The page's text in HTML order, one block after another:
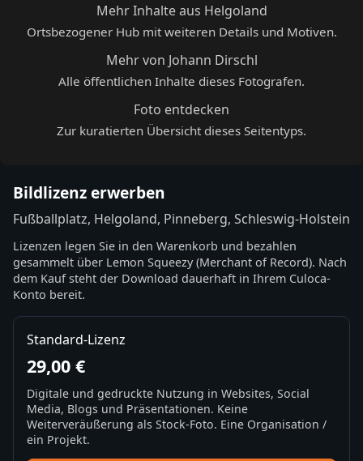
Mehr Inhalte aus Helgoland
Ortsbezogener Hub mit weiteren Details und Motiven.
Mehr von Johann Dirschl
Alle öffentlichen Inhalte dieses Fotografen.
Foto entdecken
Zur kuratierten Übersicht dieses Seitentyps.
Bildlizenz erwerben
Fußballplatz, Helgoland, Pinneberg, Schleswig-Holstein
Lizenzen legen Sie in den Warenkorb und bezahlen
gesammelt über Lemon Squeezy (Merchant of Record). Nach
dem Kauf steht der Download dauerhaft in Ihrem Culoca-
Konto bereit.
Standard-Lizenz
29,00 €
Digitale und gedruckte Nutzung in Websites, Social
Media, Blogs und Präsentationen. Keine
Weiterveräußerung als Stock-Foto. Eine Organisation /
ein Projekt.